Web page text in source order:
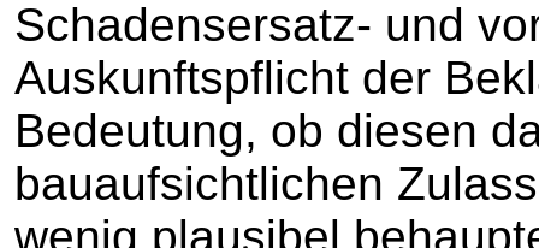
Schadensersatz- und
Auskunftspflicht der
Bedeutung, ob diesen
bauaufsichtlichen
wenig plausibel